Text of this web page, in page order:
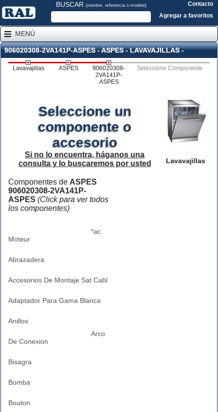
BUSCAR (nombre, referencia o modelo)
Contacto
Agregar a favoritos
MENÚ
906020308-2VA141P-ASPES - ASPES - LAVAVAJILLAS -
Lavavajillas ASPES
906020308-
2VA141P-
ASPES
Seleccione Componente
Lavavajillas
Seleccione un
componente o
accesorio
Si no lo encuentra, háganos una
consulta y lo buscaremos por usted
Componentes de ASPES
906020308-2VA141P-
ASPES (Click para ver todos
los componentes)
*ac
Moteur
Abrazadera
Accesorios De Montaje Sat Cabl
Adaptador Para Gama Blanca
Anillos
Arco
De Conexion
Bisagra
Bomba
Bouton